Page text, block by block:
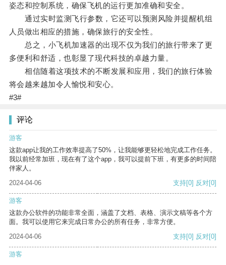
姿态和控制系统，确保飞机的运行更加准确和安全。
通过实时监测飞行参数，它还可以预测风险并提醒机组
人员做出相应的措施，确保旅行的安全性。
总之，小飞机加速器的出现不仅为我们的旅行带来了更
多便利和舒适，也彰显了现代科技的卓越力量。
相信随着这项技术的不断发展和应用，我们的旅行体验
将会越来越加令人愉悦和安心。
#3#
评论
游客
这款app让我的工作效率提高了50%，让我能够更轻松地完成工作任务。
我以前经常加班，现在有了这个app，我可以提前下班，有更多的时间陪
伴家人。
2024-04-06
支持[0] 反对[0]
游客
这款办公软件的功能非常全面，涵盖了文档、表格、演示文稿等各个方
面。我可以使用它来完成日常办公的所有任务，非常方便。
2024-04-06
支持[0] 反对[0]
游客